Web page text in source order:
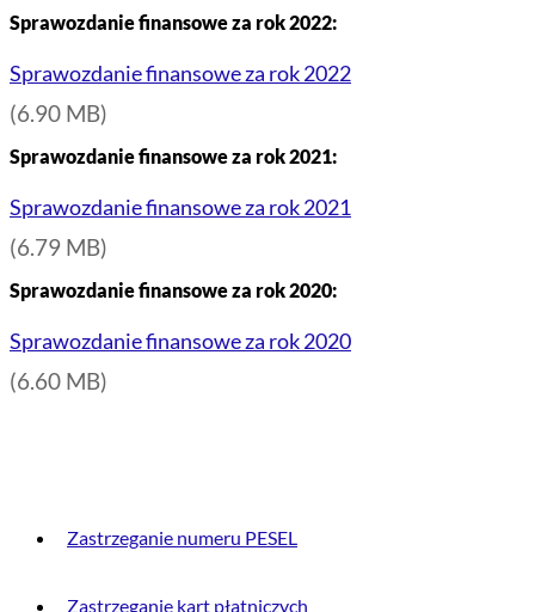
Sprawozdanie finansowe za rok 2022:
Sprawozdanie finansowe za rok 2022
(6.90 MB)
Sprawozdanie finansowe za rok 2021:
Sprawozdanie finansowe za rok 2021
(6.79 MB)
Sprawozdanie finansowe za rok 2020:
Sprawozdanie finansowe za rok 2020
(6.60 MB)
Zastrzeganie numeru PESEL
Zastrzeganie kart płatniczych